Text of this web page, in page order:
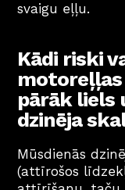
svaigu eļļu.
Kādi riski
pārāk liels
dzinēja
Mūsdienās
(attīrošos